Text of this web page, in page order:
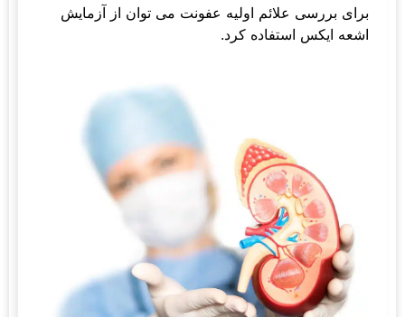
برای بررسی علائم اولیه عفونت می توان از آزمایش
اشعه ایکس استفاده کرد.